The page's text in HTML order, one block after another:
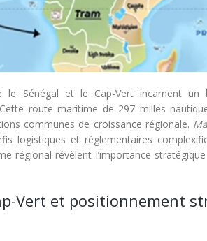
le Sénégal et le Cap-Vert incarnent
route maritime de 297 milles
communes de croissance régionale.
logistiques et réglementaires
régional révèlent l’importance
Vert et positionnement